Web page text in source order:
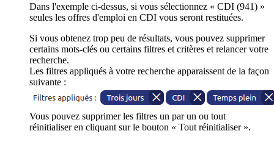
Dans l'exemple ci-dessus, si vous sélectionnez « CDI (941) »
seules les offres d'emploi en CDI vous seront restituées.
Si vous obtenez trop peu de résultats, vous pouvez supprimer
certains mots-clés ou certains filtres et critères et relancer votre
recherche.
Les filtres appliqués à votre recherche apparaissent de la façon
suivante :
Vous pouvez supprimer les filtres un par un ou tout
réinitialiser en cliquant sur le bouton « Tout réinitialiser ».